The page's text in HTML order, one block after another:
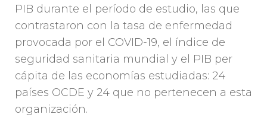
PIB durante el período de estudio, las que
contrastaron con la tasa de enfermedad
provocada por el COVID-19, el índice de
seguridad sanitaria mundial y el PIB per
cápita de las economías estudiadas: 24
países OCDE y 24 que no pertenecen a esta
organización.